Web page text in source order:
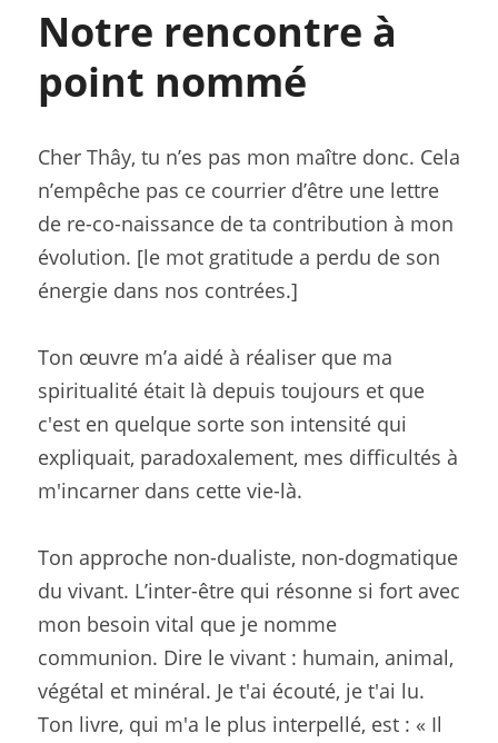
Notre rencontre à
point nommé
Cher Thây, tu n’es pas mon maître donc. Cela
n’empêche pas ce courrier d’être une lettre
de re-co-naissance de ta contribution à mon
évolution. [le mot gratitude a perdu de son
énergie dans nos contrées.]
Ton œuvre m’a aidé à réaliser que ma
spiritualité était là depuis toujours et que
c'est en quelque sorte son intensité qui
expliquait, paradoxalement, mes difficultés à
m'incarner dans cette vie-là.
Ton approche non-dualiste, non-dogmatique
du vivant. L’inter-être qui résonne si fort avec
mon besoin vital que je nomme
communion. Dire le vivant : humain, animal,
végétal et minéral. Je t'ai écouté, je t'ai lu.
Ton livre, qui m'a le plus interpellé, est : « Il